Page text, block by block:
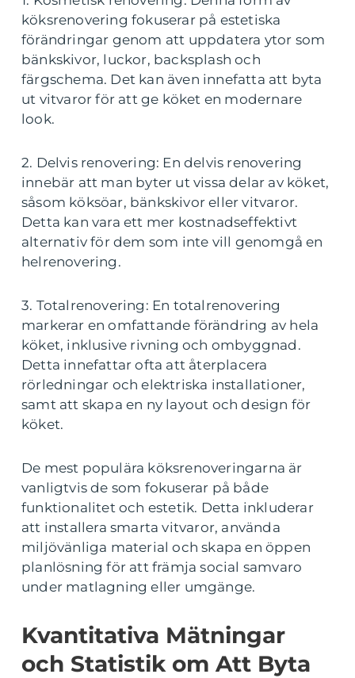
köksrenovering fokuserar på estetiska
förändringar genom att uppdatera ytor som
bänkskivor, luckor, backsplash och
färgschema. Det kan även innefatta att byta
ut vitvaror för att ge köket en modernare
look.
2. Delvis renovering: En delvis renovering
innebär att man byter ut vissa delar av köket,
såsom köksöar, bänkskivor eller vitvaror.
Detta kan vara ett mer kostnadseffektivt
alternativ för dem som inte vill genomgå en
helrenovering.
3. Totalrenovering: En totalrenovering
markerar en omfattande förändring av hela
köket, inklusive rivning och ombyggnad.
Detta innefattar ofta att återplacera
rörledningar och elektriska installationer,
samt att skapa en ny layout och design för
köket.
De mest populära köksrenoveringarna är
vanligtvis de som fokuserar på både
funktionalitet och estetik. Detta inkluderar
att installera smarta vitvaror, använda
miljövänliga material och skapa en öppen
planlösning för att främja social samvaro
under matlagning eller umgänge.
Kvantitativa Mätningar
och Statistik om Att Byta